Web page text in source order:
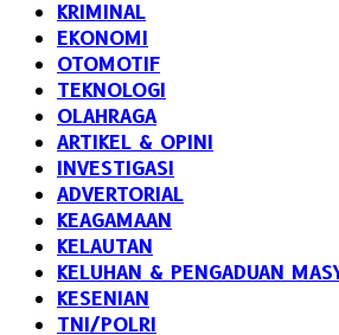
KRIMINAL
EKONOMI
OTOMOTIF
TEKNOLOGI
OLAHRAGA
ARTIKEL & OPINI
INVESTIGASI
ADVERTORIAL
KEAGAMAAN
KELAUTAN
KELUHAN & PENGADUAN
KESENIAN
TNI/POLRI